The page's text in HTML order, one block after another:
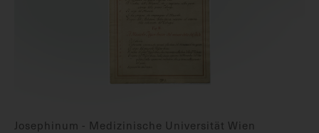
Josephinum - Medizinische Universität Wien